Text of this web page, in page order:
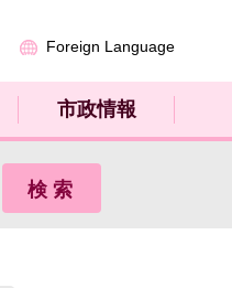
Foreign Language
市政情報